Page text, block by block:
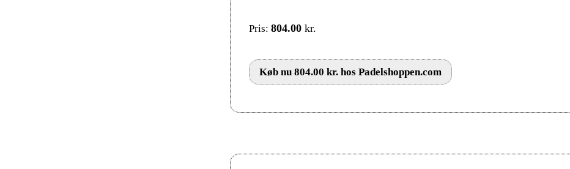
Pris: 804.00 kr.
Køb nu 804.00 kr. hos Padelshoppen.com